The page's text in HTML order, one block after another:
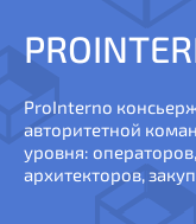
ProInterno
авторитетной
уровня:
архитекторов,